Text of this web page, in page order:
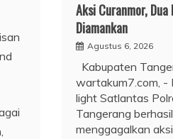
Aksi Curanmor, Dua
Diamankan
Agustus 6, 2026
Kabupaten
wartakum7.com, -
light Satlantas
Tangerang berhasil
menggagalkan